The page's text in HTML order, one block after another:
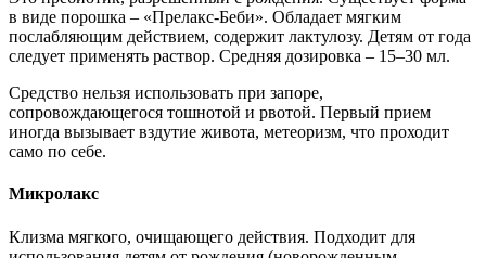
в виде порошка – «Прелакс-Беби». Обладает мягким
послабляющим действием, содержит лактулозу. Детям от года
следует применять раствор. Средняя дозировка – 15–30 мл.
Средство нельзя использовать при запоре,
сопровождающегося тошнотой и рвотой. Первый прием
иногда вызывает вздутие живота, метеоризм, что проходит
само по себе.
Микролакс
Клизма мягкого, очищающего действия. Подходит для